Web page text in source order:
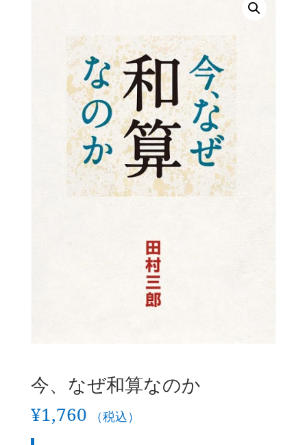
今、なぜ和算なのか
¥1,760 （税込）